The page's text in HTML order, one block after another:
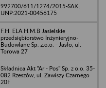
992700/611/1274/2015-SAK;
UNP:2021-00456175
F.H. ELA H.M.B Jasielskie
przedsiębiorstwo Inżynieryjno-
Budowlane Sp. z.o.o. - Jasło, ul.
Torowa 27
Składnica Akt "Ar - Pos" Sp. z o.o. 35-
082 Rzeszów, ul. Zawiszy Czarnego
20F